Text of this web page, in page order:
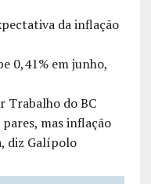
da inflação
0,41% em junho,
Trabalho do BC
mas inflação
diz Galípolo